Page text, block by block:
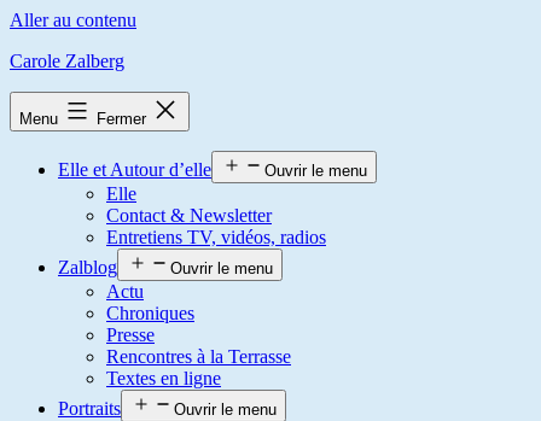
Aller au contenu
Carole Zalberg
Menu Fermer
Elle et Autour d’elle Ouvrir le menu
Elle
Contact & Newsletter
Entretiens TV, vidéos, radios
Zalblog
Ouvrir le menu
Actu
Chroniques
Presse
Rencontres à la Terrasse
Textes en ligne
Portraits
Ouvrir le menu